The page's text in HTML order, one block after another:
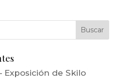
Exposición de Skilo